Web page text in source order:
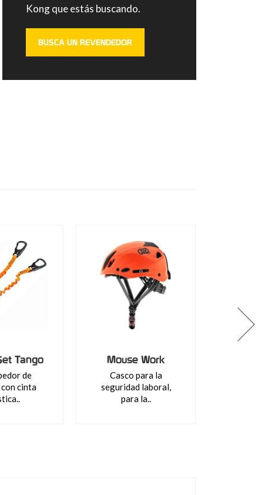
Kong que estás buscando.
BUSCA UN REVENDEDOR
Tango
de
cinta
Mouse Work
Casco para la
seguridad laboral,
para la..